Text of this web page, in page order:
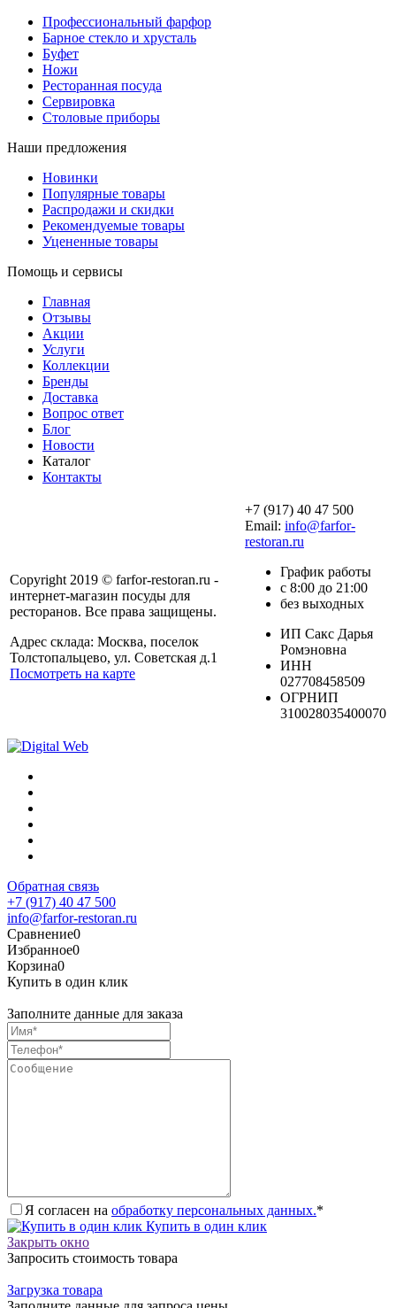
Профессиональный фарфор
Барное стекло и хрусталь
Буфет
Ножи
Ресторанная посуда
Сервировка
Столовые приборы
Наши предложения
Новинки
Популярные товары
Распродажи и скидки
Рекомендуемые товары
Уцененные товары
Помощь и сервисы
Главная
Отзывы
Акции
Услуги
Коллекции
Бренды
Доставка
Вопрос ответ
Блог
Новости
Каталог
Контакты
Copyright 2019 © farfor-restoran.ru -
интернет-магазин посуды для
ресторанов. Все права защищены.
Адрес склада: Москва, поселок
Толстопальцево, ул. Советская д.1
Посмотреть на карте
+7 (917) 40 47 500
Email: info@farfor-
restoran.ru
График работы
с 8:00 до 21:00
без выходных
ИП Сакс Дарья
Ромэновна
ИНН
027708458509
ОГРНИП
310028035400070
Обратная связь
+7 (917) 40 47 500
info@farfor-restoran.ru
Сравнение0
Избранное0
Корзина0
Купить в один клик
Заполните данные для заказа
Я согласен на обработку персональных данных.*
Купить в один клик
Закрыть окно
Запросить стоимость товара
Загрузка товара